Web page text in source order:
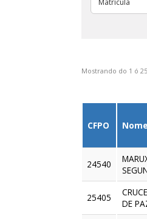
Mostrando do 1 ó
CFPO Nome
24540
25405
DE